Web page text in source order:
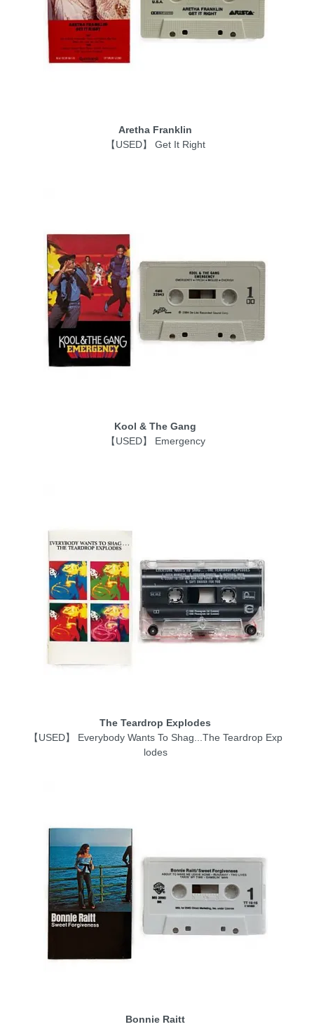
Aretha Franklin
【USED】 Get It Right
Kool & The Gang
【USED】 Emergency
The Teardrop Explodes
【USED】 Everybody Wants To Shag...The Teardrop Exp
lodes
Bonnie Raitt